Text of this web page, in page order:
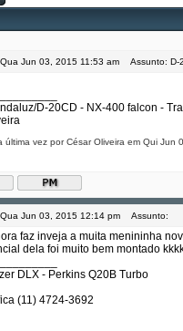
Jun 03, 2015 11:53 am Assunto: D-
D-20CD - NX-400 falcon -
última vez por César Oliveira em Qui
Jun 03, 2015 12:14 pm Assunto:
faz inveja a muita menininha
dela foi muito bem montado
DLX - Perkins Q20B Turbo
(11) 4724-3692